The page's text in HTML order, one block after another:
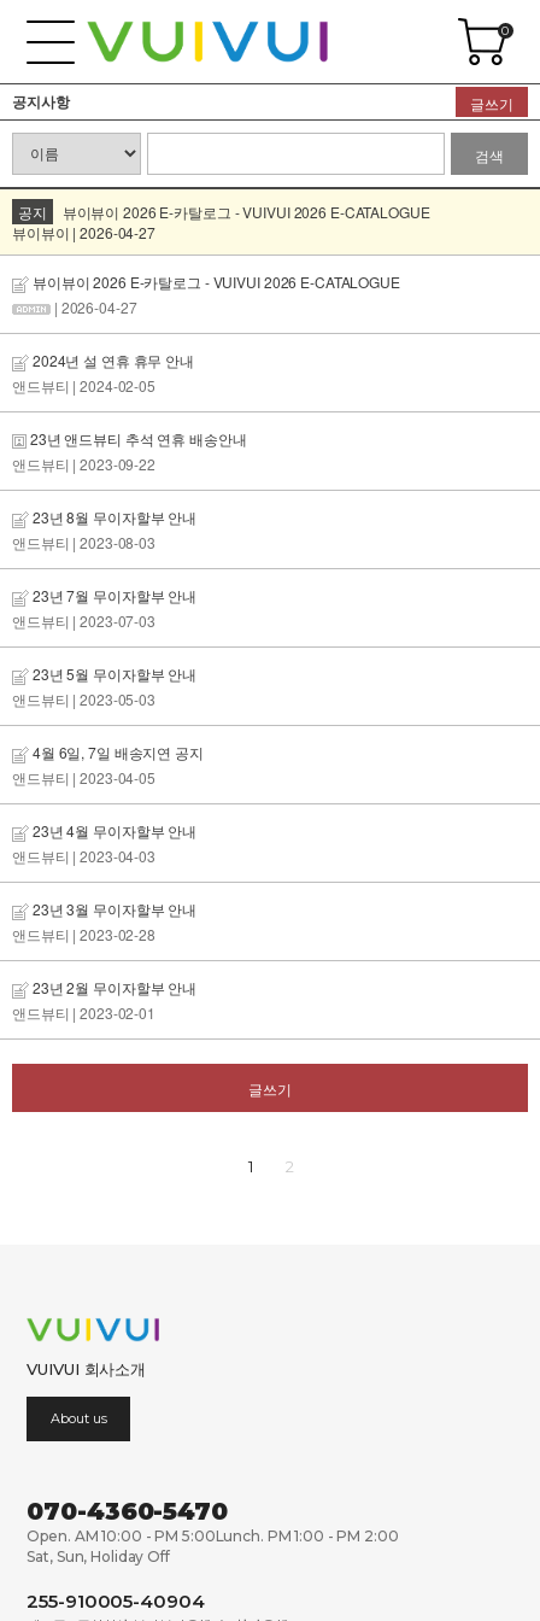
0
공지사항 글쓰기
검색
공지
뷰이뷰이 2026 E-카탈로그 - VUIVUI 2026 E-CATALOGUE
뷰이뷰이 | 2026-04-27
뷰이뷰이 2026 E-카탈로그 - VUIVUI 2026 E-CATALOGUE
| 2026-04-27
2024년 설 연휴 휴무 안내
앤드뷰티 | 2024-02-05
23년 앤드뷰티 추석 연휴 배송안내
앤드뷰티 | 2023-09-22
23년 8월 무이자할부 안내
앤드뷰티 | 2023-08-03
23년 7월 무이자할부 안내
앤드뷰티 | 2023-07-03
23년 5월 무이자할부 안내
앤드뷰티 | 2023-05-03
4월 6일, 7일 배송지연 공지
앤드뷰티 | 2023-04-05
23년 4월 무이자할부 안내
앤드뷰티 | 2023-04-03
23년 3월 무이자할부 안내
앤드뷰티 | 2023-02-28
23년 2월 무이자할부 안내
앤드뷰티 | 2023-02-01
글쓰기
1 2
VUIVUI 회사소개
About us
070-4360-5470
Open. AM 10:00 - PM 5:00Lunch. PM 1:00 - PM 2:00
Sat, Sun, Holiday Off
255-910005-40904